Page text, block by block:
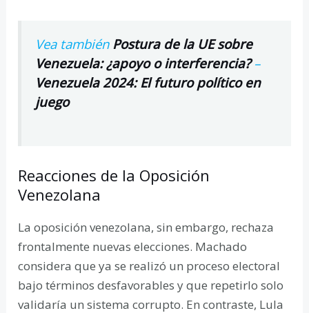
Vea también Postura de la UE sobre
Venezuela: ¿apoyo o interferencia?–
Venezuela 2024: El futuro político en
juego
Reacciones de la Oposición
Venezolana
La oposición venezolana, sin embargo, rechaza
frontalmente nuevas elecciones. Machado
considera que ya se realizó un proceso electoral
bajo términos desfavorables y que repetirlo solo
validaría un sistema corrupto. En contraste, Lula